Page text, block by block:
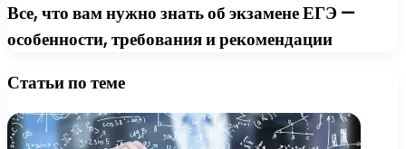
Все, что вам нужно знать об экзамене ЕГЭ —
особенности, требования и рекомендации
Статьи по теме